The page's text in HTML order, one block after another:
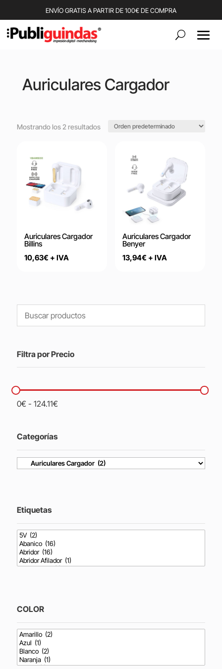
ENVÍO GRATIS A PARTIR DE 100€ DE COMPRA
Auriculares Cargador
Mostrando los 2 resultados
Auriculares Cargador
Billins
10,63€ + IVA
Auriculares Cargador
Benyer
13,94€ + IVA
Filtra por Precio
0€- 124.11€
Categorías
Etiquetas
COLOR